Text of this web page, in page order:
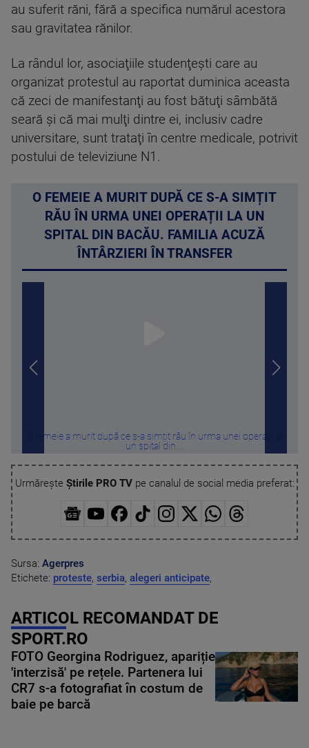
au suferit răni, fără a specifica numărul acestora
sau gravitatea rănilor.
La rândul lor, asociaţiile studenţeşti care au
organizat protestul au raportat duminica aceasta
că zeci de manifestanţi au fost bătuţi sâmbătă
seară şi că mai mulţi dintre ei, inclusiv cadre
universitare, sunt trataţi în centre medicale, potrivit
postului de televiziune N1.
O FEMEIE A MURIT DUPĂ CE S-A SIMȚIT
RĂU ÎN URMA UNEI OPERAȚII LA UN
SPITAL DIN BACĂU. FAMILIA ACUZĂ
ÎNTÂRZIERI ÎN TRANSFER
O femeie a murit după ce s-a simțit rău în urma unei operații la
un spital din ...
Urmărește Știrile PRO TVpe canalul de social media preferat:
Sursa: Agerpres
Etichete: proteste, serbia, alegeri anticipate,
ARTICOL RECOMANDAT DE
SPORT.RO
FOTO Georgina Rodriguez, apariție
'interzisă' pe rețele. Partenera lui
CR7 s-a fotografiat în costum de
baie pe barcă